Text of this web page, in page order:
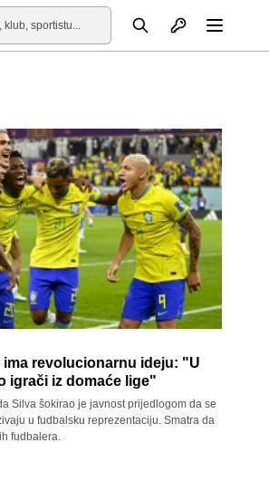
Otvori profil
ima revolucionarnu ideju: "U
igrači iz domaće lige"
Silva šokirao je javnost prijedlogom da se
u fudbalsku reprezentaciju. Smatra da
fudbalera.